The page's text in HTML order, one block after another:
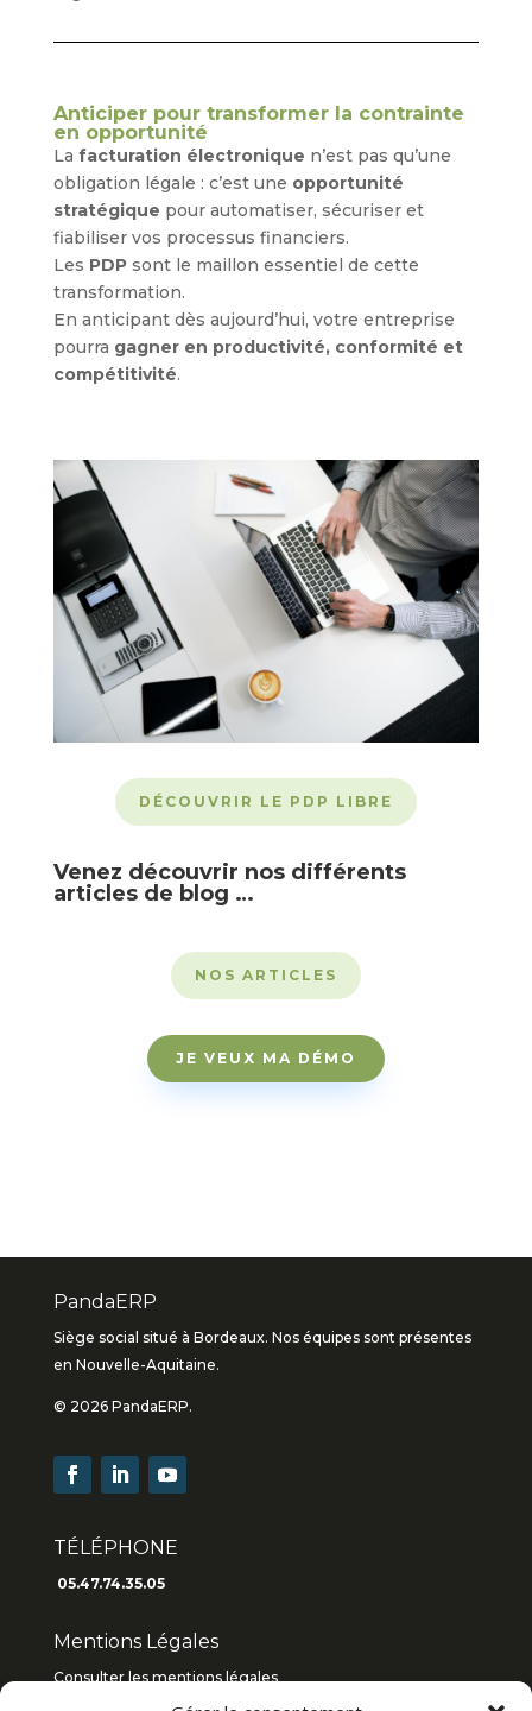
Anticiper pour transformer la contrainte
en opportunité
La facturation électronique n’est pas qu’une
obligation légale : c’est une opportunité
stratégique pour automatiser, sécuriser et
fiabiliser vos processus financiers.
Les PDPsont le maillon essentiel de cette
transformation.
En anticipant dès aujourd’hui, votre entreprise
pourra gagner en productivité, conformité et
compétitivité.
DÉCOUVRIR LE PDP LIBRE
Venez découvrir nos différents
articles de blog …
NOS ARTICLES
JE VEUX MA DÉMO
PandaERP
Siège social situé à Bordeaux. Nos équipes sont présentes
en Nouvelle-Aquitaine.
© 2026 PandaERP.
TÉLÉPHONE
05.47.74.35.05
Mentions Légales
Consulter les mentions légales